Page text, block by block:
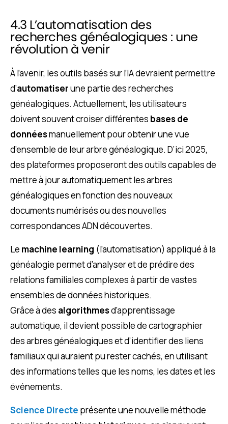
4.3 L’automatisation des
recherches généalogiques : une
révolution à venir
À l’avenir, les outils basés sur l’IA devraient permettre
d’automatiserune partie des recherches
généalogiques. Actuellement, les utilisateurs
doivent souvent croiser différentes bases de
donnéesmanuellement pour obtenir une vue
d’ensemble de leur arbre généalogique. D’ici 2025,
des plateformes proposeront des outils capables de
mettre à jour automatiquement les arbres
généalogiques en fonction des nouveaux
documents numérisés ou des nouvelles
correspondances ADN découvertes.
Le machine learning (l’automatisation) appliqué à la
généalogie permet d’analyser et de prédire des
relations familiales complexes à partir de vastes
ensembles de données historiques.
Grâce à des algorithmesd’apprentissage
automatique, il devient possible de cartographier
des arbres généalogiques et d’identifier des liens
familiaux qui auraient pu rester cachés, en utilisant
des informations telles que les noms, les dates et les
événements.
Science Directe présente une nouvelle méthode